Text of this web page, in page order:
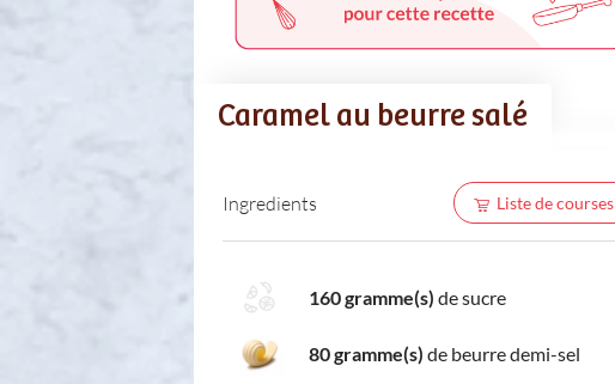
Caramel au beurre salé
Ingredients Liste de courses
160 gramme(s) de sucre
80 gramme(s) de beurre demi-sel